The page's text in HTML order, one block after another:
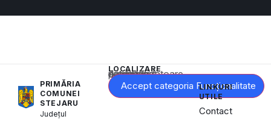
PRIMĂRIA
COMUNEI
STEJARU
Județul
LOCALIZARE
Acest conținut este blocat până când acceptați categoria corespunzătoare de cookie-uri.
Accept categoria Funcționalitate
LINKURI
UTILE
Contact